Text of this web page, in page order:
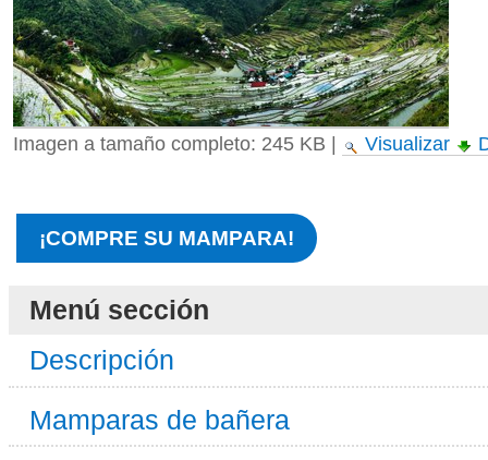
Imagen a tamaño completo: 245 KB Visualizar
¡COMPRE SU MAMPARA!
Menú sección
Descripción
Mamparas de bañera